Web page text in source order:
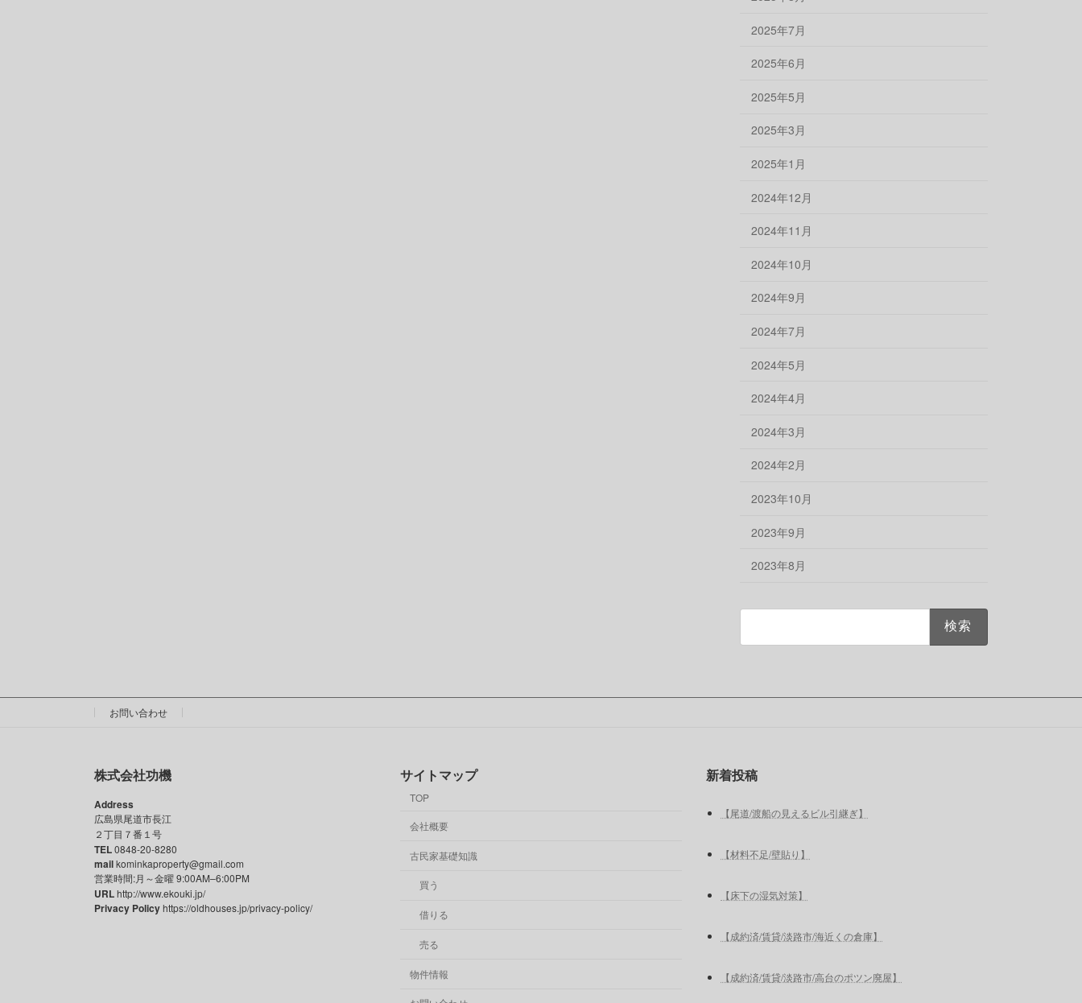
2025年7月
2025年6月
2025年5月
2025年3月
2025年1月
2024年12月
2024年11月
2024年10月
2024年9月
2024年7月
2024年5月
2024年4月
2024年3月
2024年2月
2023年10月
2023年9月
2023年8月
お問い合わせ
株式会社功機
Address
広島県尾道市長江
２丁目７番１号
TEL0848-20-8280
mailkominkaproperty@gmail.com
営業時間:月～金曜 9:00AM–6:00PM
URLhttp://www.ekouki.jp/
Privacy Policyhttps://oldhouses.jp/privacy-policy/
サイトマップ
TOP
会社概要
古民家基礎知識
買う
借りる
売る
物件情報
新着投稿
【尾道/渡船の見えるビル引継ぎ】
【材料不足/壁貼り】
【床下の湿気対策】
【成約済/賃貸/淡路市/海近くの倉庫】
【成約済/賃貸/淡路市/高台のポツン廃屋】